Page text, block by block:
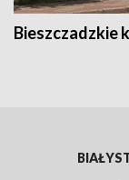
Bieszczadzkie